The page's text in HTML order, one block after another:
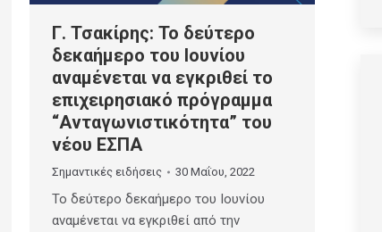
Γ. Τσακίρης: Το δεύτερο
δεκαήμερο του Ιουνίου
αναμένεται να εγκριθεί το
επιχειρησιακό πρόγραμμα
“Ανταγωνιστικότητα” του
νέου ΕΣΠΑ
Σημαντικές ειδήσεις 30 Μαΐου, 2022
Το δεύτερο δεκαήμερο του Ιουνίου
αναμένεται να εγκριθεί από την